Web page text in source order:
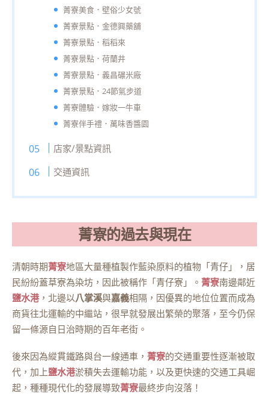
菁寮美食．壁俗少女號
菁寮景點．金德興藥舖
菁寮景點．稻稻來
菁寮景點．荷蘭井
菁寮景點．義昌碾米廠
菁寮景點．24節氣步道
菁寮體驗．嫁妝一牛車
菁寮伴手禮．萬味香醬園
店家/景點資訊
交通資訊
菁寮的過去與現在
清朝時期菁寮地區大量種植製作藍染原料的植物「青仔」，居
民紛紛蓋草寮為染坊，因此被稱作「青仔寮」。 菁寮南邊鄰近
鹽水港 ，北邊以八掌溪與嘉義相隔，因優異的地位位置而成為
商貨往北運輸的中繼站，很早就發展出繁榮的聚落，至今仍保
留一條源自日治時期的百年老街。
後來因為縱貫鐵路與台一線通車， 菁寮的交通重要性逐漸被取
代，加上鹽水港淤積失去運輸功能，以及更快速的交通工具崛
起，種種現代化的發展導致菁寮最終步向沒落！